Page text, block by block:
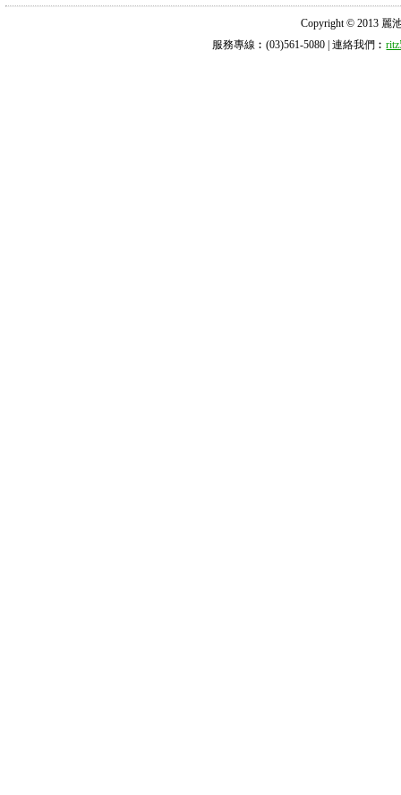
Copyright © 2013 麗
服務專線︰(03)561-5080 | 連絡我們︰